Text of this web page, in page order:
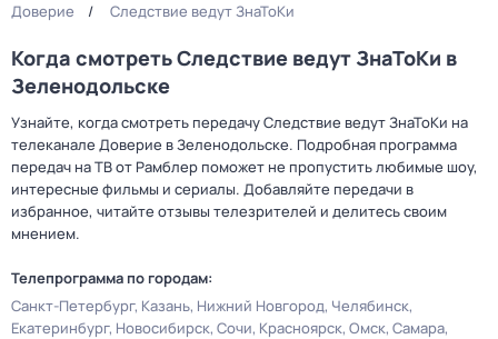
Доверие
Следствие ведут ЗнаТоКи
Когда смотреть Следствие ведут ЗнаТоКи в
Зеленодольске
Узнайте, когда смотреть передачу Следствие ведут ЗнаТоКи на
телеканале Доверие в Зеленодольске. Подробная программа
передач на ТВ от Рамблер поможет не пропустить любимые шоу,
интересные фильмы и сериалы. Добавляйте передачи в
избранное, читайте отзывы телезрителей и делитесь своим
мнением.
Телепрограмма по городам:
Санкт-Петербург Казань Нижний Новгород Челябинск
Екатеринбург Новосибирск Сочи Красноярск Омск Самара